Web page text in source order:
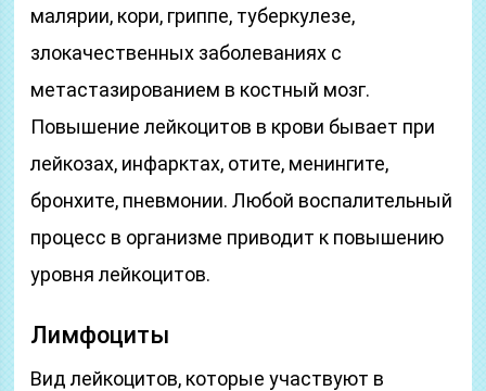
малярии, кори, гриппе, туберкулезе,
злокачественных заболеваниях с
метастазированием в костный мозг.
Повышение лейкоцитов в крови бывает при
лейкозах, инфарктах, отите, менингите,
бронхите, пневмонии. Любой воспалительный
процесс в организме приводит к повышению
уровня лейкоцитов.
Лимфоциты
Вид лейкоцитов, которые участвуют в